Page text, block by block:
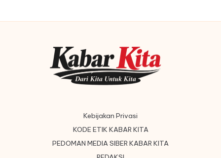
Kebijakan Privasi
KODE ETIK KABAR KITA
PEDOMAN MEDIA SIBER KABAR KITA